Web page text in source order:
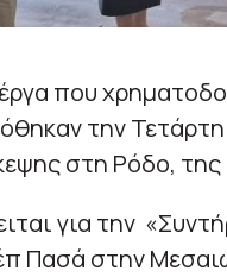
που
την Τετάρτη
στη Ρόδο,
για την
Πασά στην